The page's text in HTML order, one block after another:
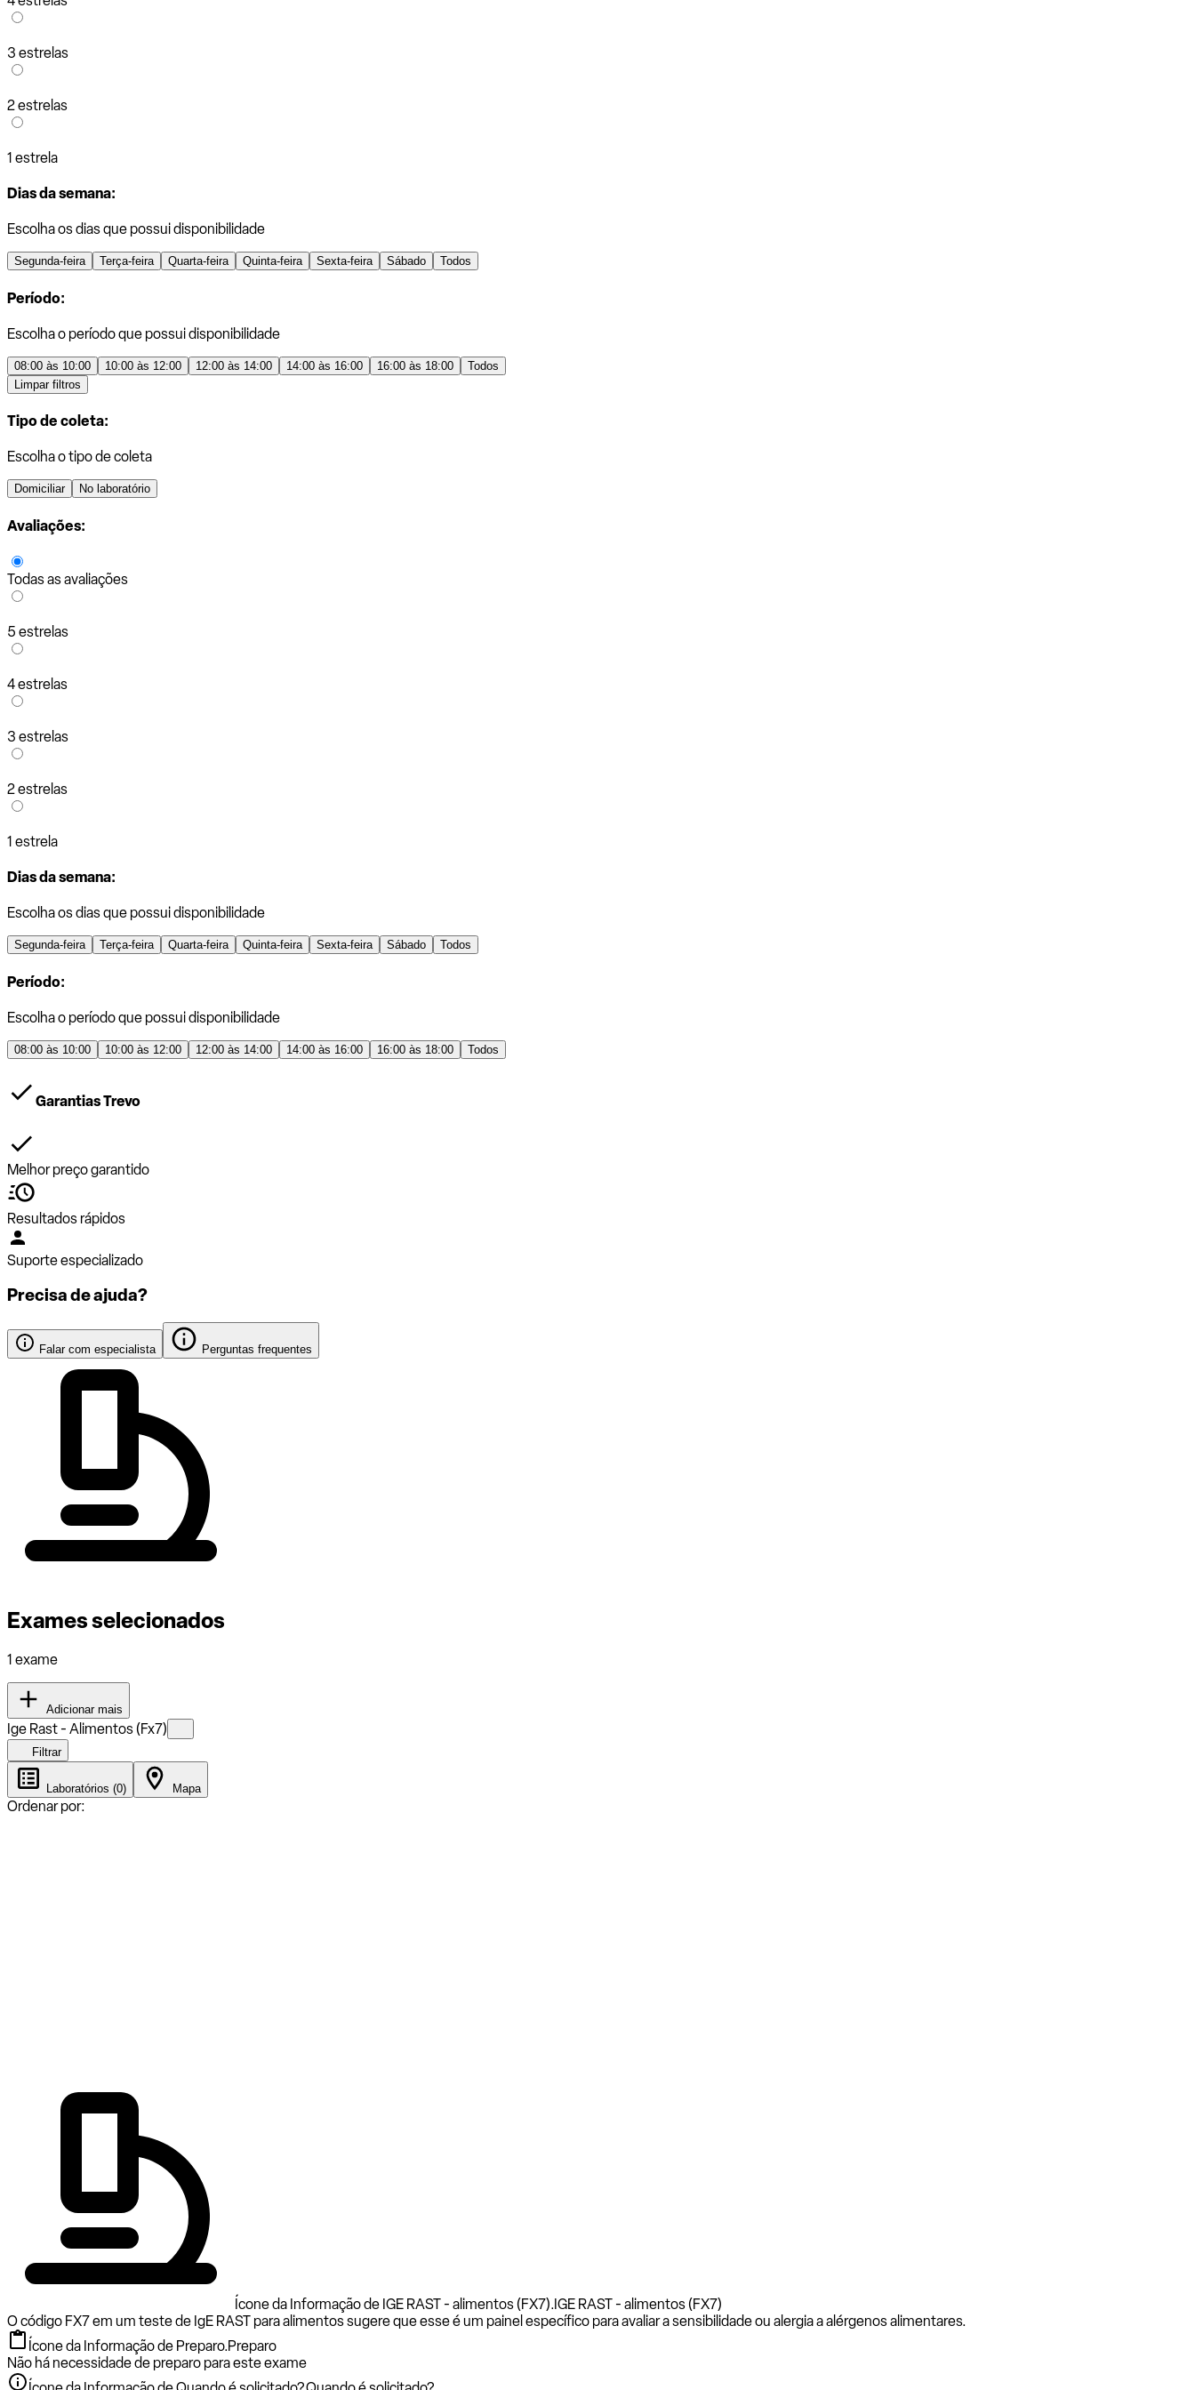
3 estrelas
2 estrelas
1 estrela
Dias da semana:
Escolha os dias que possui disponibilidade
Segunda-feira Terça-feira Quarta-feira Quinta-feira Sexta-feira Sábado Todos
Período:
Escolha o período que possui disponibilidade
08:00 às 10:00 10:00 às 12:00 12:00 às 14:00 14:00 às 16:00 16:00 às 18:00
Todos
Limpar filtros
Tipo de coleta:
Escolha o tipo de coleta
Domiciliar No laboratório
Avaliações:
Todas as avaliações
5 estrelas
4 estrelas
3 estrelas
2 estrelas
1 estrela
Dias da semana:
Escolha os dias que possui disponibilidade
Segunda-feira Terça-feira Quarta-feira Quinta-feira Sexta-feira Sábado Todos
Período:
Escolha o período que possui disponibilidade
08:00 às 10:00 10:00 às 12:00 12:00 às 14:00 14:00 às 16:00 16:00 às 18:00 Todos
Garantias Trevo
Melhor preço garantido
Resultados rápidos
Suporte especializado
Precisa de ajuda?
Falar com especialista Perguntas frequentes
Exames selecionados
1 exame
Adicionar mais
Ige Rast - Alimentos (Fx7)
Filtrar
Laboratórios (0) Mapa
Ordenar por:
Ícone da Informação de IGE RAST - alimentos (FX7).IGE RAST - alimentos (FX7)
O código FX7 em um teste de IgE RAST para alimentos sugere que esse é um painel específico para avaliar a sensibilidade ou alergia a alérgenos alimentares.
Ícone da Informação de Preparo.Preparo
Não há necessidade de preparo para este exame